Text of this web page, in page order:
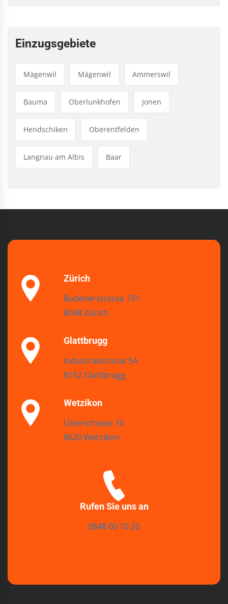
Einzugsgebiete
Mägenwil Mägenwil Ammerswil
Bauma Oberlunkhofen Jonen
Hendschiken Oberentfelden
Langnau am Albis Baar
Zürich
Badenerstrasse 731
8048 Zürich
Glattbrugg
Industriestrasse 54
8152 Glattbrugg
Wetzikon
Usterstrasse 16
8620 Wetzikon
Rufen Sie uns an
0848 00 10 20